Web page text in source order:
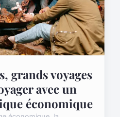
grands voyages
avec un
économique